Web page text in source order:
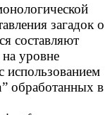
загадок о
составляют
уровне
использованием
обработанных в